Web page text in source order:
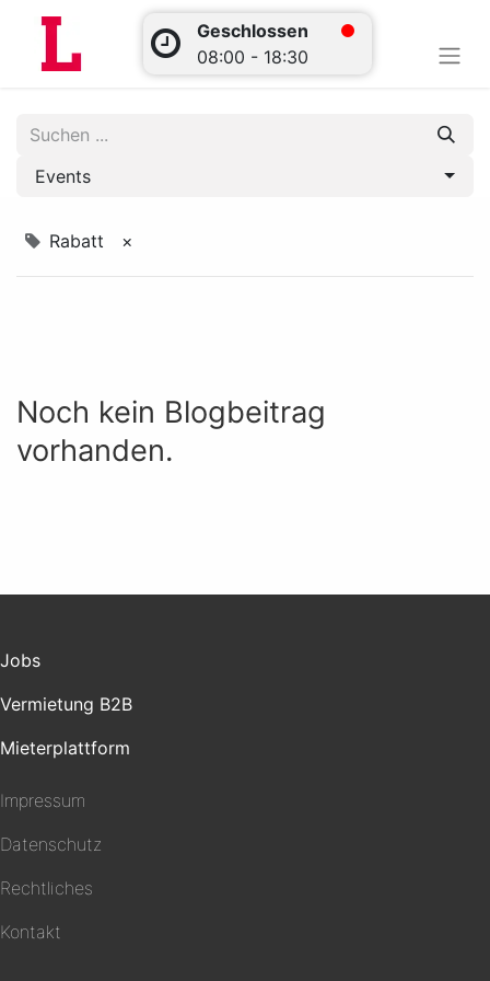
Geschlossen
08:00 - 18:30
Events
Rabatt ×
Noch kein Blogbeitrag
vorhanden.
Jobs
Vermietung B2B
Mieterplattform
Impressum
Datenschutz
Rechtliches
Kontakt